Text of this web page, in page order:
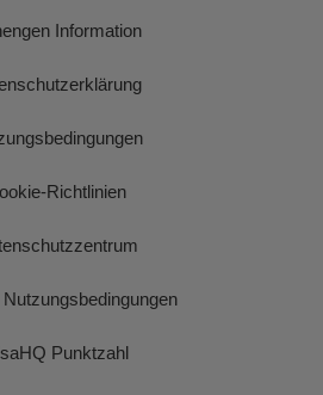
Information
Richtlinien
Punktzahl